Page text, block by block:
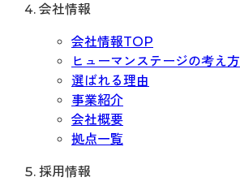
会社情報
会社情報TOP
ヒューマンステージの考え方
選ばれる理由
事業紹介
会社概要
拠点一覧
採用情報